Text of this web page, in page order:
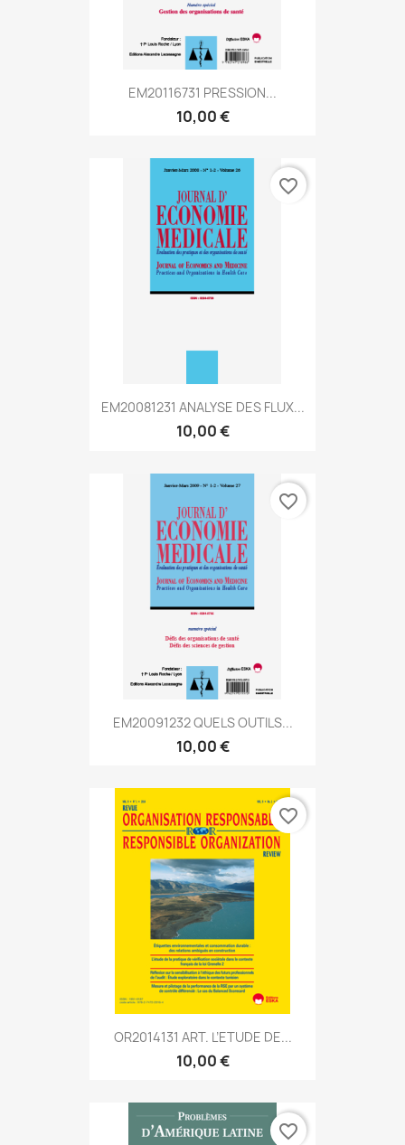
EM20116731 PRESSION...
10,00 €
EM20081231 ANALYSE DES FLUX...
10,00 €
favorite_border
EM20091232 QUELS OUTILS...
10,00 €
favorite_border
OR2014131 ART. L’ETUDE DE...
10,00 €
favorite_border
favorite_border